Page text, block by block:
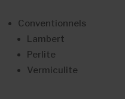
Conventionnels
Lambert
Perlite
Vermiculite